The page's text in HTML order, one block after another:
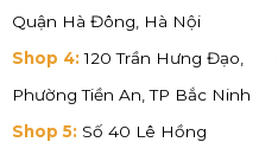
Quận Hà Đông, Hà Nội
Shop 4: 120 Trần Hưng Đạo,
Phường Tiền An, TP Bắc Ninh
Shop 5: Số 40 Lê Hồng